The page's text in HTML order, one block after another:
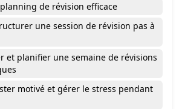
de révision efficace
une session de révision pas à
et planifier une semaine de révisions
motivé et gérer le stress pendant